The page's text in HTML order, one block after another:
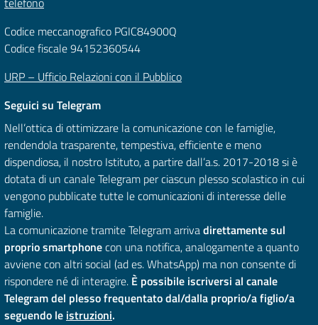
Codice meccanografico PGIC84900Q
Codice fiscale 94152360544
URP – Ufficio Relazioni con il Pubblico
Seguici su Telegram
Nell’ottica di ottimizzare la comunicazione con le famiglie,
rendendola trasparente, tempestiva, efficiente e meno
dispendiosa, il nostro Istituto, a partire dall’a.s. 2017-2018 si è
dotata di un canale Telegram per ciascun plesso scolastico in cui
vengono pubblicate tutte le comunicazioni di interesse delle
famiglie.
La comunicazione tramite Telegram arrivadirettamente sul
proprio smartphonecon una notifica, analogamente a quanto
avviene con altri social (ad es. WhatsApp) ma non consente di
rispondere né di interagire. È possibile iscriversi al canale
Telegram del plesso frequentato dal/dalla proprio/a figlio/a
seguendo le istruzioni.